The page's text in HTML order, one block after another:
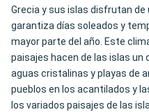
Grecia y sus islas disfrutan
garantiza días soleados y
mayor parte del año. Este
paisajes hacen de las islas un
aguas cristalinas y playas de
pueblos en los acantilados y
los variados paisajes de las